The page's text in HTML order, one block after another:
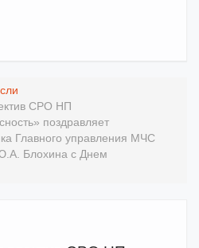
СРО НП
поздравляет
Главного управления МЧС
Блохина с Днем